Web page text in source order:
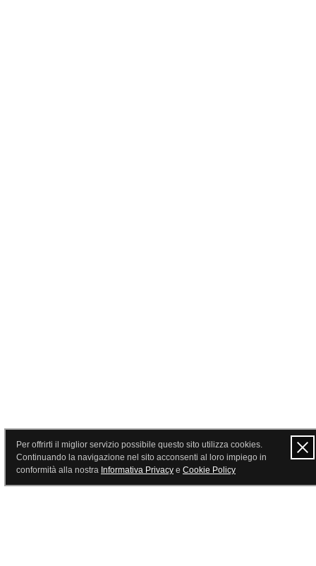
Per offrirti il miglior servizio possibile questo sito utilizza cookies.
Continuando la navigazione nel sito acconsenti al loro impiego in
conformità alla nostra Informativa Privacy e Cookie Policy